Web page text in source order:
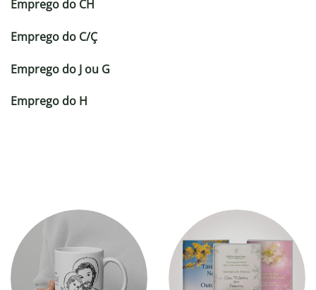
Emprego do CH
Emprego do C/Ç
Emprego do J ou G
Emprego do H